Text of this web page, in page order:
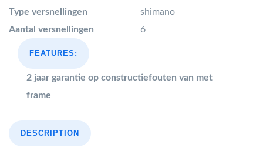
Type versnellingen
shimano
Aantal versnellingen
6
FEATURES:
2 jaar garantie op constructiefouten van met
frame
DESCRIPTION